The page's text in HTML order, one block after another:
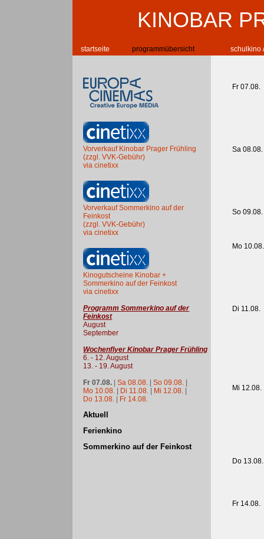
KINOBAR
startseite programmübersicht schulkino
Vorverkauf Kinobar Prager Frühling
(zzgl. VVK-Gebühr)
via cinetixx
Vorverkauf Sommerkino auf der
Feinkost
(zzgl. VVK-Gebühr)
via cinetixx
Kinogutscheine Kinobar +
Sommerkino auf der Feinkost
via cinetixx
Programm Sommerkino auf der
Feinkost
August
September
Wochenflyer Kinobar Prager Frühling
6. - 12. August
13. - 19. August
Fr 07.08. |Sa 08.08. |So 09.08. |
Mo 10.08. | Di 11.08. | Mi 12.08. |
Do 13.08. | Fr 14.08.
Aktuell
Ferienkino
Sommerkino auf der Feinkost
Fr 07.08.
Sa 08.08.
So 09.08.
Mo 10.08.
Di 11.08.
Mi 12.08.
Do 13.08.
Fr 14.08.